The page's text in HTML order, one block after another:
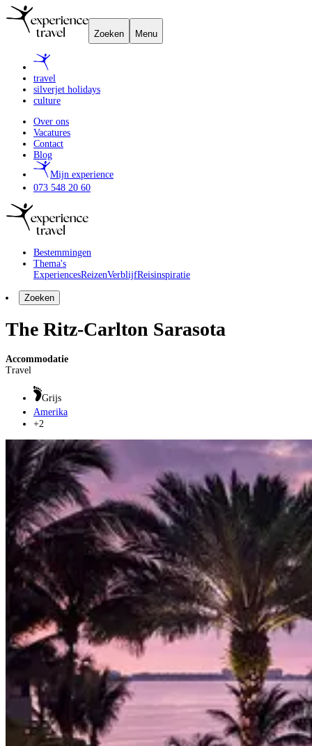
Zoeken Menu
travel
silverjet holidays
culture
Over ons
Vacatures
Contact
Blog
Mijn experience
073 548 20 60
Bestemmingen
Thema's
ExperiencesReizenVerblijfReisinspiratie
Zoeken
The Ritz-Carlton Sarasota
Accommodatie
Travel
Grijs
Amerika
+2